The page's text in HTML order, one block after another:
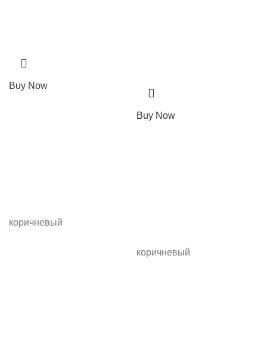
Buy Now
коричневый
Buy Now
коричневый